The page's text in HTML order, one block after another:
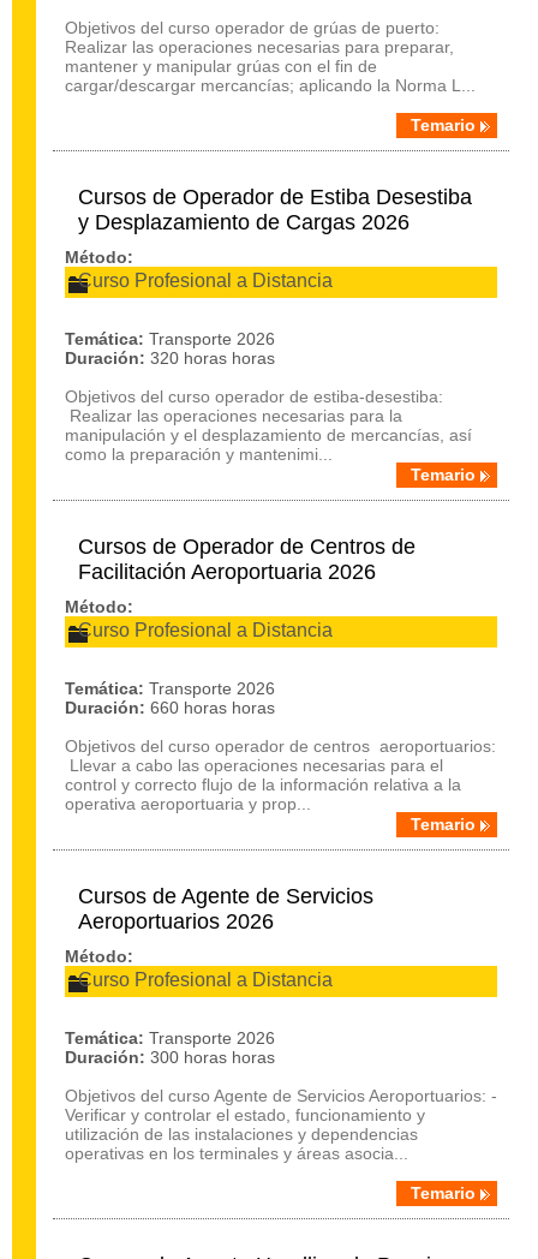
Objetivos del curso operador de grúas de puerto:
Realizar las operaciones necesarias para preparar,
mantener y manipular grúas con el fin de
cargar/descargar mercancías; aplicando la Norma L...
Temario
Cursos de Operador de Estiba Desestiba
y Desplazamiento de Cargas 2026
Método:
Curso Profesional a Distancia
Temática: Transporte 2026
Duración: 320 horas horas
Objetivos del curso operador de estiba-desestiba:
Realizar las operaciones necesarias para la
manipulación y el desplazamiento de mercancías, así
como la preparación y mantenimi...
Temario
Cursos de Operador de Centros de
Facilitación Aeroportuaria 2026
Método:
Curso Profesional a Distancia
Temática: Transporte 2026
Duración: 660 horas horas
Objetivos del curso operador de centros aeroportuarios:
Llevar a cabo las operaciones necesarias para el
control y correcto flujo de la información relativa a la
operativa aeroportuaria y prop...
Temario
Cursos de Agente de Servicios
Aeroportuarios 2026
Método:
Curso Profesional a Distancia
Temática: Transporte 2026
Duración: 300 horas horas
Objetivos del curso Agente de Servicios Aeroportuarios: -
Verificar y controlar el estado, funcionamiento y
utilización de las instalaciones y dependencias
operativas en los terminales y áreas asocia...
Temario